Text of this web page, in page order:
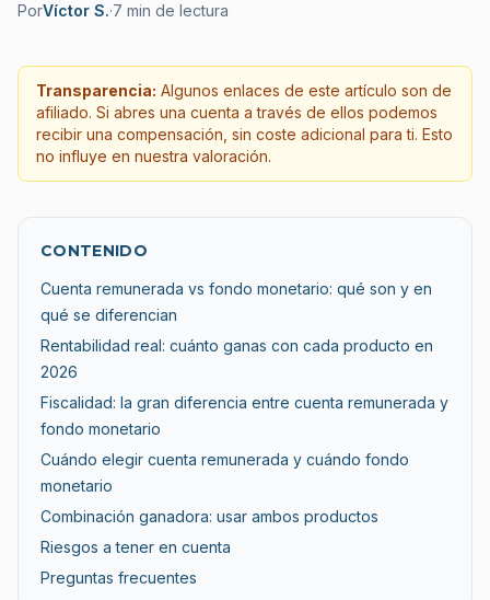
PorVíctor S.·7 min de lectura
Transparencia: Algunos enlaces de este artículo son de
afiliado. Si abres una cuenta a través de ellos podemos
recibir una compensación, sin coste adicional para ti. Esto
no influye en nuestra valoración.
CONTENIDO
Cuenta remunerada vs fondo monetario: qué son y en
qué se diferencian
Rentabilidad real: cuánto ganas con cada producto en
2026
Fiscalidad: la gran diferencia entre cuenta remunerada y
fondo monetario
Cuándo elegir cuenta remunerada y cuándo fondo
monetario
Combinación ganadora: usar ambos productos
Riesgos a tener en cuenta
Preguntas frecuentes